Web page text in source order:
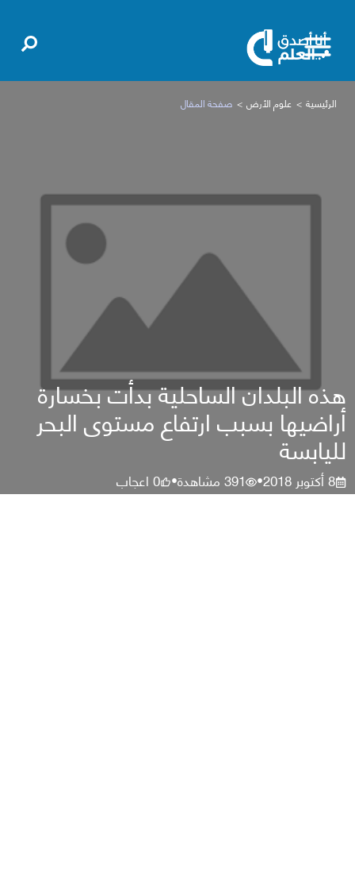
الرئيسية علوم الأرض صفحة المقال
هذه البلدان الساحلية بدأت بخسارة
أراضيها بسبب ارتفاع مستوى البحر
لليابسة
8 أكتوبر 2018 •
391مشاهدة•
0اعجاب